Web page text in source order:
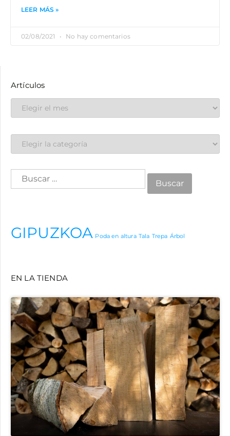
LEER MÁS »
02/08/2021 No hay comentarios
Artículos
GIPUZKOA Poda en altura Tala Trepa Árbol
EN LA TIENDA